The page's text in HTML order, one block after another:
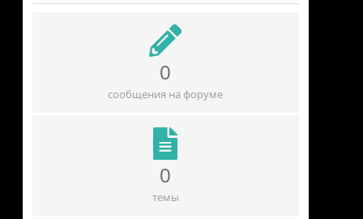
0
сообщения на форуме
0
темы